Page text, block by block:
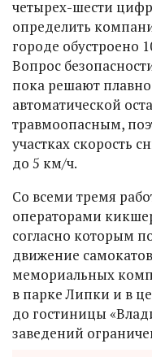
четырех-шести
определить
городе обустроено
Вопрос
пока решают
автоматической
травмоопасным,
участках скорость
до 5 км/ч.
Со всеми тремя
операторами
согласно которым
движение
мемориальных
в парке Липки и в
до гостиницы
заведений